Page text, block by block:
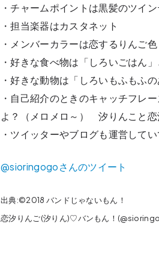
・チャームポイントは黒髪のツイ
・担当楽器はカスタネット
・メンバーカラーは恋するりんご色
・好きな食べ物は「しろいごはん
・好きな動物は「しろいもふもふの
・自己紹介のときのキャッチフレ
よ？（メロメロ～） 汐りんこと恋
・ツイッターやブログも運営して
@sioringogoさんのツイート
出典:©2018 バンドじゃないもん！
恋汐りんご(汐りん)♡バンもん！